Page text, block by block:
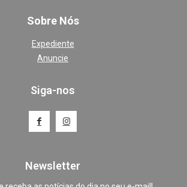
Sobre Nós
Expediente
Anuncie
Siga-nos
Newsletter